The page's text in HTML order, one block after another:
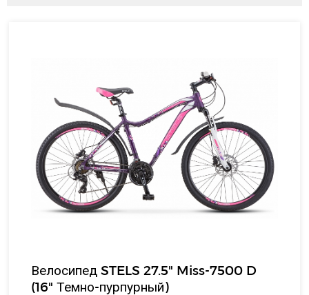
Велосипед STELS 27.5" Miss-7500 D
(16" Темно-пурпурный)